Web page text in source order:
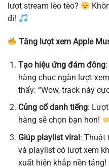
lượt stream lèo tèo?
đi!
Tăng lượt xem Apple
Tạo hiệu ứng đám đông
hàng chục ngàn lượt
thấy: “Wow, track này
Củng cố danh tiếng:
hàng sẽ chọn bạn hơn!
Giúp playlist viral: Thuật
và playlist có lượt xem
xuất hiện khắp nền tảng!